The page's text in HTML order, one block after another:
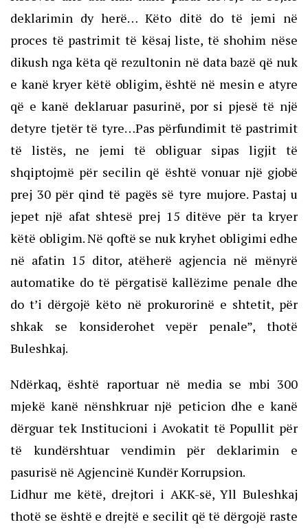
deklarimin dy herë… Këto ditë do të jemi në
proces të pastrimit të kësaj liste, të shohim nëse
dikush nga këta që rezultonin në data bazë që nuk
e kanë kryer këtë obligim, është në mesin e atyre
që e kanë deklaruar pasurinë, por si pjesë të një
detyre tjetër të tyre…Pas përfundimit të pastrimit
të listës, ne jemi të obliguar sipas ligjit të
shqiptojmë për secilin që është vonuar një gjobë
prej 30 për qind të pagës së tyre mujore. Pastaj u
jepet një afat shtesë prej 15 ditëve për ta kryer
këtë obligim. Në qoftë se nuk kryhet obligimi edhe
në afatin 15 ditor, atëherë agjencia në mënyrë
automatike do të përgatisë kallëzime penale dhe
do t’i dërgojë këto në prokurorinë e shtetit, për
shkak se konsiderohet vepër penale”, thotë
Buleshkaj.
Ndërkaq, është raportuar në media se mbi 300
mjekë kanë nënshkruar një peticion dhe e kanë
dërguar tek Institucioni i Avokatit të Popullit për
të kundërshtuar vendimin për deklarimin e
pasurisë në Agjencinë Kundër Korrupsion.
Lidhur me këtë, drejtori i AKK-së, Yll Buleshkaj
thotë se është e drejtë e secilit që të dërgojë raste